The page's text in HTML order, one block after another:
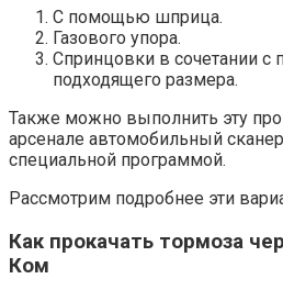
С помощью шприца.
Газового упора.
Спринцовки в сочетании с
подходящего размера.
Также можно выполнить эту
арсенале автомобильный
специальной программой.
Рассмотрим подробнее эти
Как прокачать тормоза
Ком